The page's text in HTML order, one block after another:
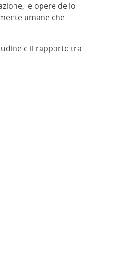
le opere dello
umane che
e il rapporto tra